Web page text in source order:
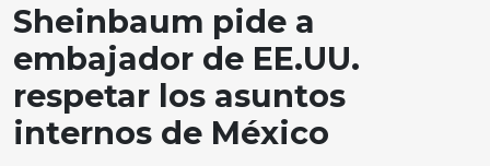
Sheinbaum pide a
embajador de EE.UU.
respetar los asuntos
internos de México